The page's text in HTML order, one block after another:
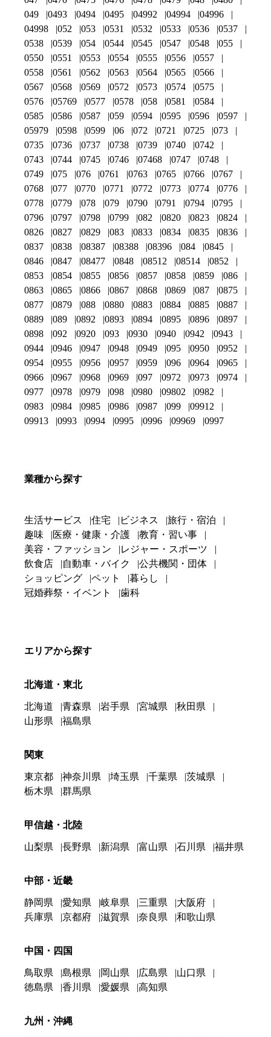
049
0493 0494 0495 04992 04994
04996
04998
052 053 0531 0532 0533 0536
0537
0538
0539 054 0544 0545 0547 0548
055
0550
0551 0553 0554 0555 0556
0557
0558
0561 0562 0563 0564 0565
0566
0567
0568 0569 0572 0573 0574
0575
0576
05769 0577 0578 058 0581
0584
0585
0586 0587 059 0594 0595 0596
0597
05979
0598 0599 06 072 0721 0725
073
0735
0736 0737 0738 0739 0740
0742
0743
0744 0745 0746 07468 0747
0748
0749
075 076 0761 0763 0765 0766
0767
0768
077 0770 0771 0772 0773 0774
0776
0778
0779 078 079 0790 0791 0794
0795
0796
0797 0798 0799 082 0820 0823
0824
0826
0827 0829 083 0833 0834 0835
0836
0837
0838 08387 08388 08396 084
0845
0846
0847 08477 0848 08512 08514
0852
0853
0854 0855 0856 0857 0858 0859
086
0863
0865 0866 0867 0868 0869 087
0875
0877
0879 088 0880 0883 0884 0885
0887
0889
089 0892 0893 0894 0895 0896
0897
0898
092 0920 093 0930 0940 0942
0943
0944
0946 0947 0948 0949 095 0950
0952
0954
0955 0956 0957 0959 096 0964
0965
0966
0967 0968 0969 097 0972 0973
0974
0977
0978 0979 098 0980 09802
0982
0983
0984 0985 0986 0987 099
09912
09913
0993 0994 0995 0996 09969 0997
業種から探す
生活サービス 住宅 ビジネス
旅行・宿泊
趣味
医療・健康・介護
教育・習い事
美容・ファッション
レジャー・スポーツ
飲食店
自動車・バイク
公共機関・団体
ショッピング
ペット
暮らし
冠婚葬祭・イベント
歯科
エリアから探す
北海道・東北
北海道 青森県 岩手県 宮城県
秋田県
山形県
福島県
関東
東京都 神奈川県 埼玉県 千葉県
茨城県
栃木県
群馬県
甲信越・北陸
山梨県 長野県 新潟県 富山県 石川県 福井県
中部・近畿
静岡県 愛知県 岐阜県 三重県
大阪府
兵庫県
京都府 滋賀県 奈良県 和歌山県
中国・四国
鳥取県 島根県 岡山県 広島県
山口県
徳島県
香川県 愛媛県 高知県
九州・沖縄